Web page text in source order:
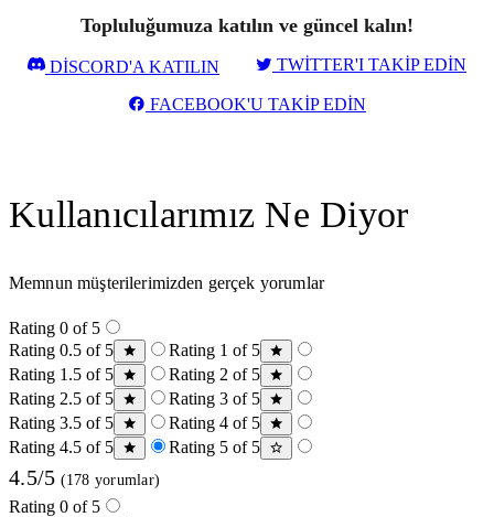
Topluluğumuza katılın ve güncel kalın!
DISCORD'A KATILIN TWITTER'I TAKIP EDIN
FACEBOOK'U TAKIP EDIN
Kullanıcılarımız Ne Diyor
Memnun müşterilerimizden gerçek yorumlar
Rating 0 of 5
Rating 0.5 of 5
Rating 1 of 5
Rating 1.5 of 5
Rating 2 of 5
Rating 2.5 of 5
Rating 3 of 5
Rating 3.5 of 5
Rating 4 of 5
Rating 4.5 of 5
Rating 5 of 5
4.5/5 (178 yorumlar)
Rating 0 of 5